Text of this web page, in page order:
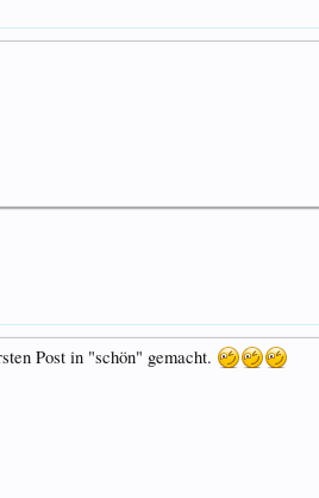
Post in "schön" gemacht.